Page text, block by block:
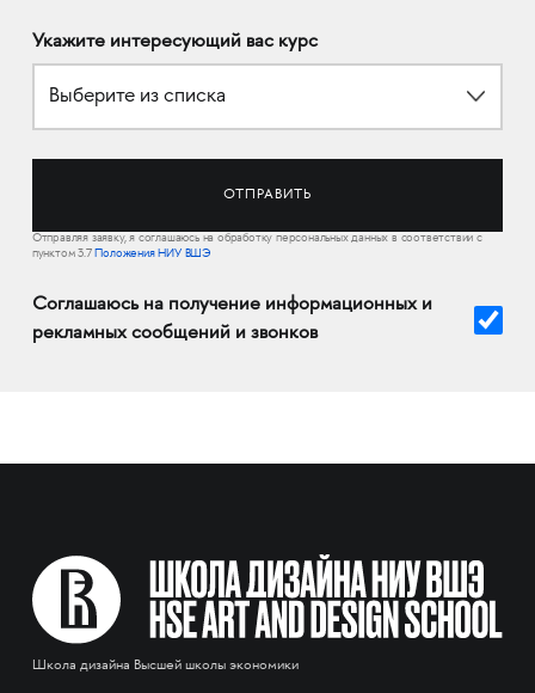
Укажите интересующий вас курс
Выберите из списка
Отправляя заявку, я соглашаюсь на обработку персональных данных в соответствии с
пунктом 3.7Положения НИУ ВШЭ
Соглашаюсь на получение информационных и
рекламных сообщений и звонков
Школа дизайна Высшей школы экономики